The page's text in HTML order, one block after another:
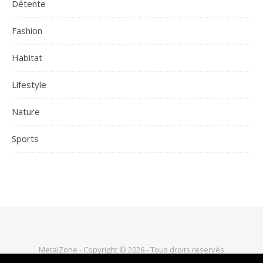
Détente
Fashion
Habitat
Lifestyle
Nature
Sports
MetalZone - Copyright © 2026 - Tous droits reservés